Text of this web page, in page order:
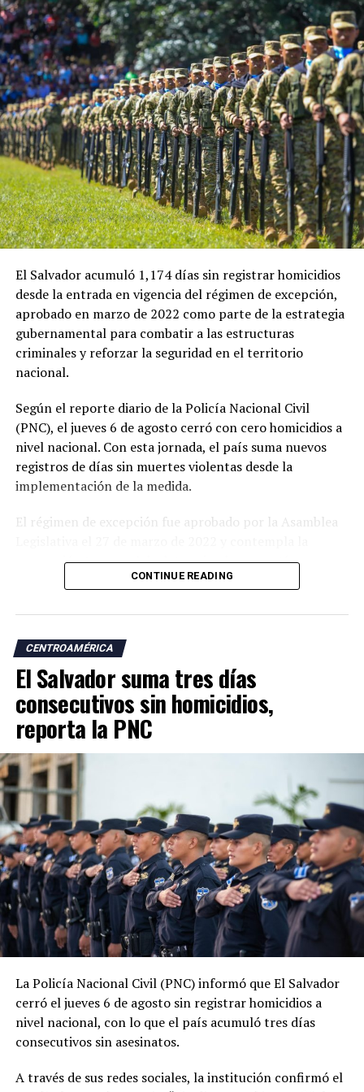
toma de posesión de la actual presidenta de Perú.
En esa ocasión, la ministra de Economía de El Salvador,
María Luisa Hayem, representó al Gobierno salvadoreño
y sostuvo una reunión con Restrepo, en la que se
establecieron algunos acuerdos iniciales que ahora
buscan recibir seguimiento.
Ulloa también destacó el papel que tendrá el embajador
de El Salvador en Colombia, Guillermo Rubio, en el
impulso de la nueva etapa de cooperación entre ambos
países.
Guillermo Rubio, para que impulse este proceso. Él
conoce muy bien el país, fue embajador aquí durante
nueve años, regresó por cinco años más y ahora lo
hemos enviado nuevamente porque queremos darle un
nuevo impulso a la relación bilateral», señaló.
establecer un espacio permanente para dar seguimiento
a oportunidades de cooperación, comercio e inversión,
además de fortalecer los vínculos económicos entre El
Salvador y Colombia.
El Salvador acumuló 1,174 días sin registrar homicidios
desde la entrada en vigencia del régimen de excepción,
aprobado en marzo de 2022 como parte de la estrategia
gubernamental para combatir a las estructuras
criminales y reforzar la seguridad en el territorio
nacional.
Según el reporte diario de la Policía Nacional Civil
(PNC), el jueves 6 de agosto cerró con cero homicidios a
nivel nacional. Con esta jornada, el país suma nuevos
registros de días sin muertes violentas desde la
implementación de la medida.
El régimen de excepción fue aprobado por la Asamblea
suspensión temporal de determinadas garantías
constitucionales, lo que amplió las facultades de las
señaladas de pertenecer a estructuras criminales.
Las autoridades atribuyen a esta estrategia una
reducción significativa de los homicidios y de otros
delitos como las extorsiones y los robos.
Desde la llegada de Nayib Bukele a la Presidencia, en
junio de 2019, las estadísticas oficiales muestran una
tendencia descendente en los homicidios. Durante su
administración, la PNC contabiliza 1,288 jornadas sin
ADVERTISEMENT
La tendencia también se mantiene durante 2026. En lo
que va del año, las autoridades reportan 185 días sin
homicidios, mientras que 2025 también cerró con
CONTINUE READING
CENTROAMÉRICA
El Salvador suma tres días
consecutivos sin homicidios,
reporta la PNC
La Policía Nacional Civil (PNC) informó que El Salvador
cerró el jueves 6 de agosto sin registrar homicidios a
nivel nacional, con lo que el país acumuló tres días
consecutivos sin asesinatos.
A través de sus redes sociales, la institución confirmó el